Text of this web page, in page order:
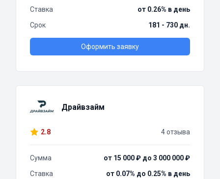
Ставка
от 0.26% в день
Срок
181 - 730 дн.
Оформить заявку
Драйвзайм
2.8 4 отзыва
Сумма
от 15 000 ₽ до 3 000 000 ₽
Ставка
от 0.07% до 0.25% в день